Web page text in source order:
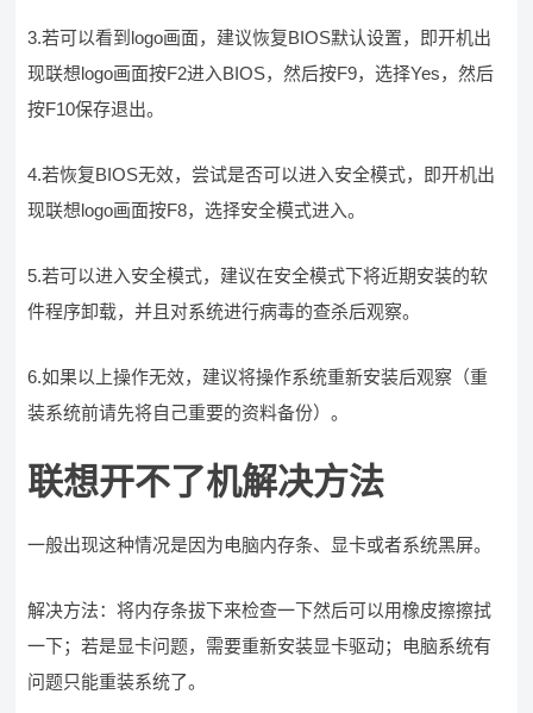
3.若可以看到logo画面，建议恢复BIOS默认设置，即开机出
现联想logo画面按F2进入BIOS，然后按F9，选择Yes，然后
按F10保存退出。
4.若恢复BIOS无效，尝试是否可以进入安全模式，即开机出
现联想logo画面按F8，选择安全模式进入。
5.若可以进入安全模式，建议在安全模式下将近期安装的软
件程序卸载，并且对系统进行病毒的查杀后观察。
6.如果以上操作无效，建议将操作系统重新安装后观察（重
装系统前请先将自己重要的资料备份）。
联想开不了机解决方法
一般出现这种情况是因为电脑内存条、显卡或者系统黑屏。
解决方法：将内存条拔下来检查一下然后可以用橡皮擦擦拭
一下；若是显卡问题，需要重新安装显卡驱动；电脑系统有
问题只能重装系统了。